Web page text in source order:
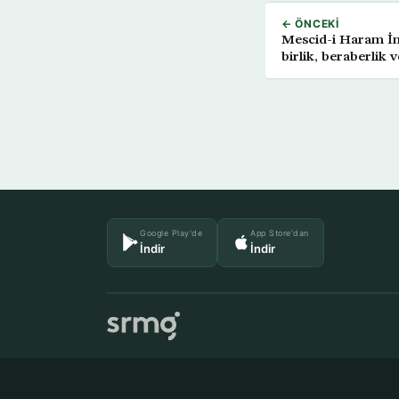
← ÖNCEKI
Mescid-i Haram
birlik, beraberlik
Google Play'de
İndir
App Store'dan
İndir